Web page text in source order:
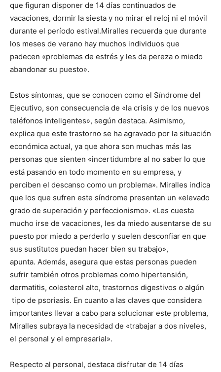
que figuran disponer de 14 días continuados de
vacaciones, dormir la siesta y no mirar el reloj ni el móvil
durante el período estival.Miralles recuerda que durante
los meses de verano hay muchos individuos que
padecen «problemas de estrés y les da pereza o miedo
abandonar su puesto».
Estos síntomas, que se conocen como el Síndrome del
Ejecutivo, son consecuencia de «la crisis y de los nuevos
teléfonos inteligentes», según destaca. Asimismo,
explica que este trastorno se ha agravado por la situación
económica actual, ya que ahora son muchas más las
personas que sienten «incertidumbre al no saber lo que
está pasando en todo momento en su empresa, y
perciben el descanso como un problema». Miralles indica
que los que sufren este síndrome presentan un «elevado
grado de superación y perfeccionismo». «Les cuesta
mucho irse de vacaciones, les da miedo ausentarse de su
puesto por miedo a perderlo y suelen desconfiar en que
sus sustitutos puedan hacer bien su trabajo»,
apunta. Además, asegura que estas personas pueden
sufrir también otros problemas como hipertensión,
dermatitis, colesterol alto, trastornos digestivos o algún
tipo de psoriasis. En cuanto a las claves que considera
importantes llevar a cabo para solucionar este problema,
Miralles subraya la necesidad de «trabajar a dos niveles,
el personal y el empresarial».
Respecto al personal, destaca disfrutar de 14 días